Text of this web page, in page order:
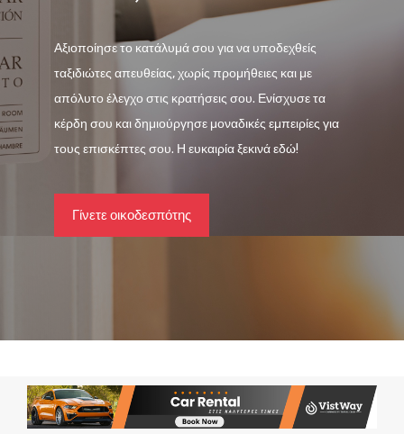
Αξιοποίησε το κατάλυμά σου για να υποδεχθείς
ταξιδιώτες απευθείας, χωρίς προμήθειες και με
απόλυτο έλεγχο στις κρατήσεις σου. Ενίσχυσε τα
κέρδη σου και δημιούργησε μοναδικές εμπειρίες για
τους επισκέπτες σου. Η ευκαιρία ξεκινά εδώ!
Γίνετε οικοδεσπότης